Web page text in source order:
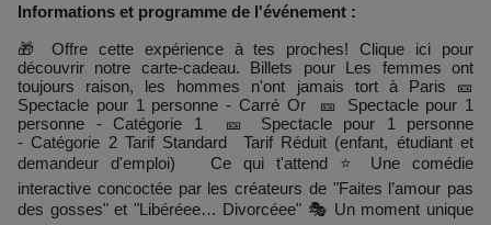
Informations et programme de l'événement :
🎁 Offre cette expérience à tes proches! Clique ici pour
découvrir notre carte-cadeau. Billets pour Les femmes ont
toujours raison, les hommes n'ont jamais tort à Paris 🎫
Spectacle pour 1 personne - Carré Or 🎫 Spectacle pour 1
personne - Catégorie 1 🎫 Spectacle pour 1 personne
- Catégorie 2 Tarif Standard Tarif Réduit (enfant, étudiant et
demandeur d'emploi) Ce qui t'attend ⭐ Une comédie
interactive concoctée par les créateurs de "Faites l’amour pas
des gosses" et "Libéréee… Divorcéee" 🎭 Un moment unique